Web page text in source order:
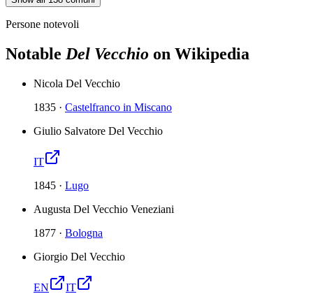
Persone notevoli
Notable Del Vecchio on Wikipedia
Nicola Del Vecchio
1835 · Castelfranco in Miscano
Giulio Salvatore Del Vecchio
IT
1845 · Lugo
Augusta Del Vecchio Veneziani
1877 · Bologna
Giorgio Del Vecchio
EN
IT